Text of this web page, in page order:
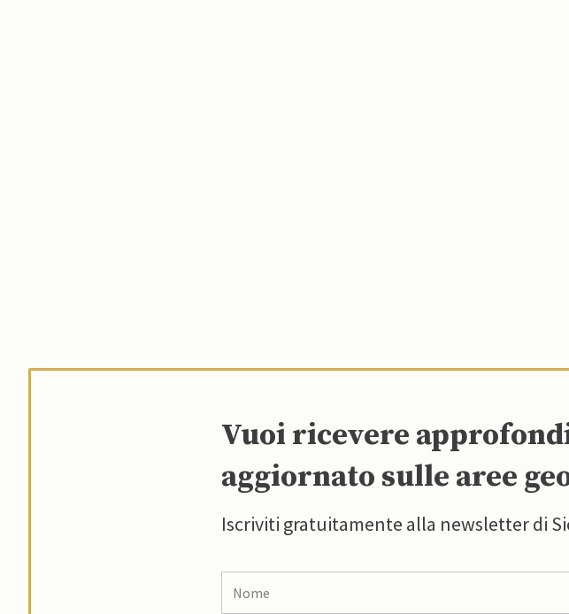
Vuoi ricevere
aggiornato sulle aree
Iscriviti gratuitamente alla newsletter di